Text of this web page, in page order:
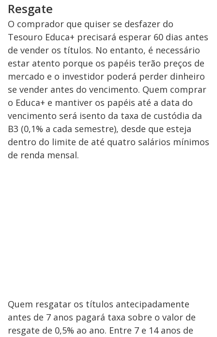
Resgate
O comprador que quiser se desfazer do
Tesouro Educa+ precisará esperar 60 dias antes
de vender os títulos. No entanto, é necessário
estar atento porque os papéis terão preços de
mercado e o investidor poderá perder dinheiro
se vender antes do vencimento. Quem comprar
o Educa+ e mantiver os papéis até a data do
vencimento será isento da taxa de custódia da
B3 (0,1% a cada semestre), desde que esteja
dentro do limite de até quatro salários mínimos
de renda mensal.
Quem resgatar os títulos antecipadamente
antes de 7 anos pagará taxa sobre o valor de
resgate de 0,5% ao ano. Entre 7 e 14 anos de